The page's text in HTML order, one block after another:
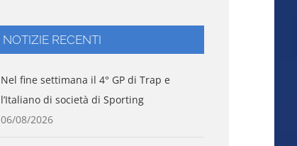
NOTIZIE RECENTI
Nel fine settimana il 4° GP di Trap e
l’Italiano di società di Sporting
06/08/2026